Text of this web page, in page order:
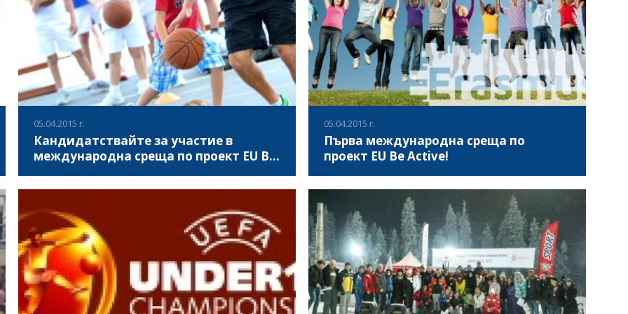
трето Народно събрание.
05.04.2015 г.
Кандидатствайте за участие в
международна среща по проект EU Be
активен! по програма «Еразъм+» - Стратегически
партньорства в сферата на спорта. Съвместно със
сродни организации от Турция, Испания, Полша, Литва
и Латвия, с редица мероприятия ще работим за
прилагането на Насоките на ЕС за физическа активност.
- Настоящия проект има за цел да спомогне за: *
Спортните организации да са в състояние да
предоставят дейности и събития, атрактивни за всички
ВИЖ ПОВЕЧЕ
05.04.2015 г.
Първа международна среща по
проект EU Be Active!
Биржей се проведе първата международна среща по
проект EU Be Active! (EUBA) – ЕС Бъди активен! по
програма "Еразъм+" - Стратегически партньорства в
сферата на спорта. В срещата взеха участие
специалисти от Полша, Испания, Латвия, Литва, Турция
и България. Проекта е ко-финансиран от ЕК и е на обща
стойност 78 630 евро. Един от най-важните аспекти на
този проект е спортните организации, в
сътрудничество с училищата и местните
ВИЖ ПОВЕЧЕ